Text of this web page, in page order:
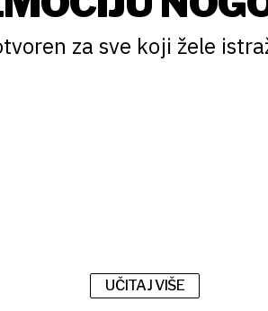
za sve koji žele
UČITAJ VIŠE